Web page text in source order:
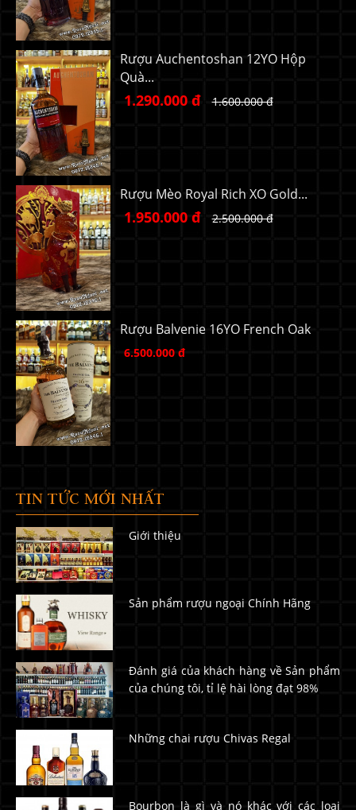
Rượu Auchentoshan 12YO Hộp
Quà...
1.290.000 đ 1.600.000 đ
Rượu Mèo Royal Rich XO Gold...
1.950.000 đ 2.500.000 đ
Rượu Balvenie 16YO French Oak
6.500.000 đ
TIN TỨC MỚI NHẤT
Giới thiệu
Sản phẩm rượu ngoại Chính Hãng
Đánh giá của khách hàng về Sản phẩm
của chúng tôi, tỉ lệ hài lòng đạt 98%
Những chai rượu Chivas Regal
Bourbon là gì và nó khác với các loại